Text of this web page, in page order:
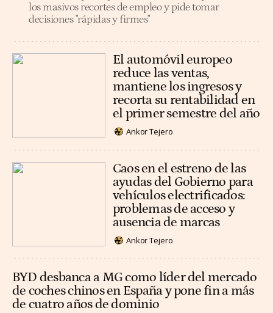
los masivos recortes de empleo y pide tomar
decisiones "rápidas y firmes"
El automóvil europeo
reduce las ventas,
mantiene los ingresos y
recorta su rentabilidad en
el primer semestre del año
Ankor Tejero
Caos en el estreno de las
ayudas del Gobierno para
vehículos electrificados:
problemas de acceso y
ausencia de marcas
Ankor Tejero
BYD desbanca a MG como líder del mercado
de coches chinos en España y pone fin a más
de cuatro años de dominio